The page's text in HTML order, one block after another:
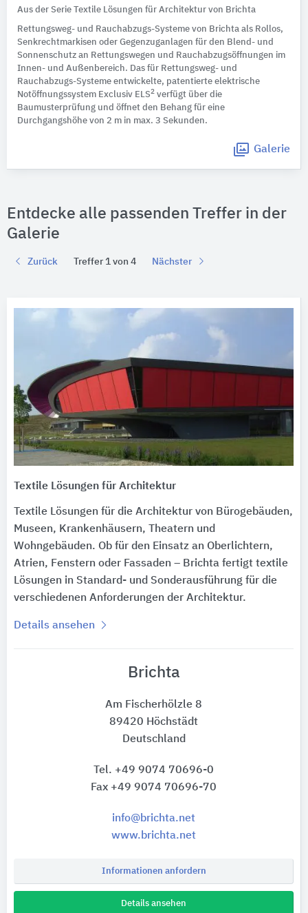
Aus der Serie Textile Lösungen für Architektur von Brichta
Rettungsweg- und Rauchabzugs-Systeme von Brichta als Rollos,
Senkrechtmarkisen oder Gegenzuganlagen für den Blend- und
Sonnenschutz an Rettungswegen und Rauchabzugsöffnungen im
Innen- und Außenbereich. Das für Rettungsweg- und
Rauchabzugs-Systeme entwickelte, patentierte elektrische
Notöffnungssystem Exclusiv ELS2 verfügt über die
Baumusterprüfung und öffnet den Behang für eine
Durchgangshöhe von 2 m in max. 3 Sekunden.
Galerie
Entdecke alle passenden Treffer in der
Galerie
Zurück Treffer 1 von 4 Nächster
Textile Lösungen für Architektur
Textile Lösungen für die Architektur von Bürogebäuden,
Museen, Krankenhäusern, Theatern und
Wohngebäuden. Ob für den Einsatz an Oberlichtern,
Atrien, Fenstern oder Fassaden – Brichta fertigt textile
Lösungen in Standard- und Sonderausführung für die
verschiedenen Anforderungen der Architektur.
Details ansehen
Brichta
Am Fischerhölzle 8
89420 Höchstädt
Deutschland
Tel. +49 9074 70696-0
Fax +49 9074 70696-70
info@brichta.net
www.brichta.net
Informationen anfordern
Details ansehen